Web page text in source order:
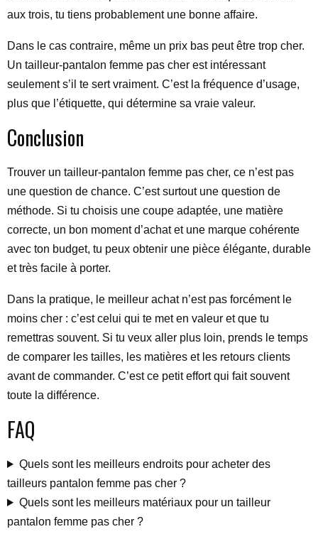
aux trois, tu tiens probablement une bonne affaire.
Dans le cas contraire, même un prix bas peut être trop cher.
Un tailleur-pantalon femme pas cher est intéressant
seulement s’il te sert vraiment. C’est la fréquence d’usage,
plus que l’étiquette, qui détermine sa vraie valeur.
Conclusion
Trouver un tailleur-pantalon femme pas cher, ce n’est pas
une question de chance. C’est surtout une question de
méthode. Si tu choisis une coupe adaptée, une matière
correcte, un bon moment d’achat et une marque cohérente
avec ton budget, tu peux obtenir une pièce élégante, durable
et très facile à porter.
Dans la pratique, le meilleur achat n’est pas forcément le
moins cher : c’est celui qui te met en valeur et que tu
remettras souvent. Si tu veux aller plus loin, prends le temps
de comparer les tailles, les matières et les retours clients
avant de commander. C’est ce petit effort qui fait souvent
toute la différence.
FAQ
Quels sont les meilleurs endroits pour acheter des
tailleurs pantalon femme pas cher ?
Quels sont les meilleurs matériaux pour un tailleur
pantalon femme pas cher ?